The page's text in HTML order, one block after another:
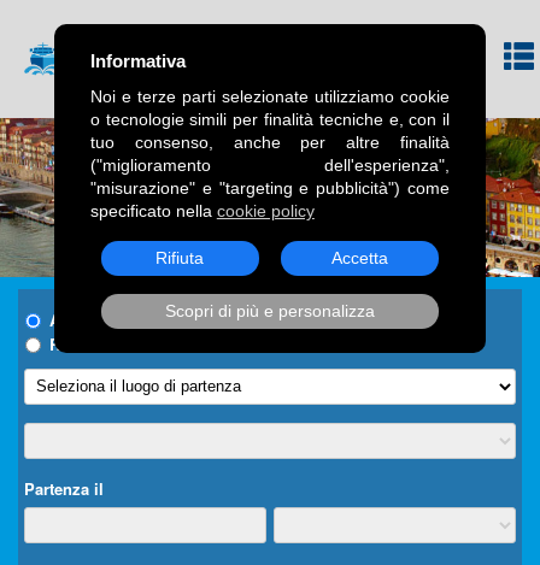
Informativa
Noi e terze parti selezionate utilizziamo cookie
o tecnologie simili per finalità tecniche e, con il
tuo consenso, anche per altre finalità
("miglioramento dell'esperienza",
"misurazione" e "targeting e pubblicità") come
specificato nella cookie policy
Rifiuta Accetta
Scopri di più e personalizza